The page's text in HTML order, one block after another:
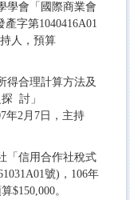
學會「國際商業會
字第1040416A01
人，預算
得合理計算方法及
討」
年2月7日，主持
「信用合作社稅式
號)，106年
$150,000。